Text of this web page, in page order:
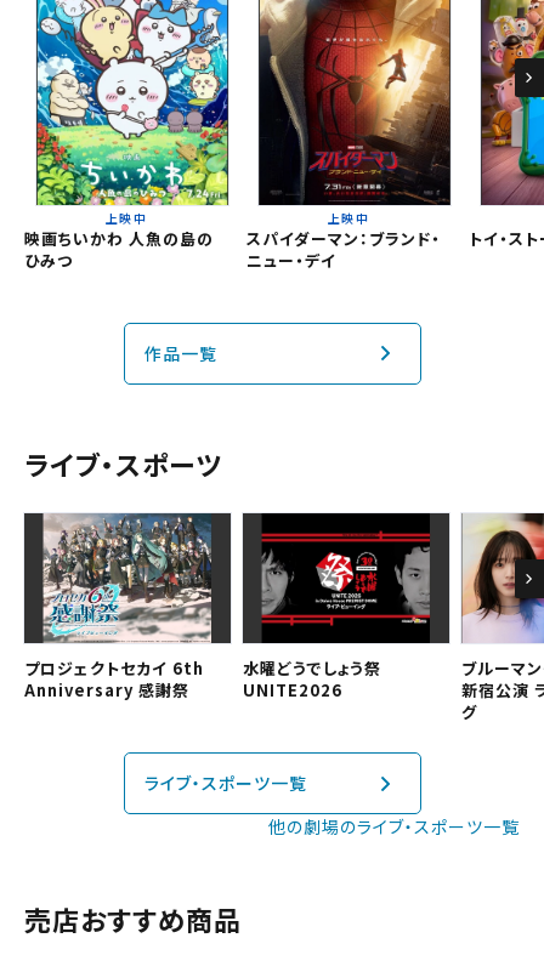
チケットの購入は下記リンクより、ご覧になりたい作品を選
択しご購入ください。
上映スケジュールを確認する
その他の劇場を選ぶ
無料のワタシアターライト会員もあります。
予約を確認・変更する
下記リンクよりご確認ください。
予約を確認する
予約を変更する
閉じる
明石
都道府県から選ぶ
北海道
近畿
中国・四国
九州
閉じる
上映中
映画ちいかわ 人魚の島の
ひみつ
上映中
スパイダーマン：ブランド・
ニュー・デイ
トイ・ス
作品一覧
ライブ・スポーツ
プロジェクトセカイ 6th
Anniversary 感謝祭
水曜どうでしょう祭
UNITE2026
ブルーマ
新宿公演
グ
ライブ・スポーツ一覧
他の劇場のライブ・スポーツ一覧
売店おすすめ商品
閉じる
劇場を変更しますか？
変更しないで続ける
閉じる
上映日を変更しますか？
変更しないで続ける